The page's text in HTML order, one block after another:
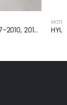
HYUNDAI i30 5D 2012-2014, 2014-2017 ΜΟΤΕΡ ΓΡΥΛΛΟΥ ΕΜΠΡΟΣ ΑΡΙΣΤΕΡΗΣ 82450-A6010